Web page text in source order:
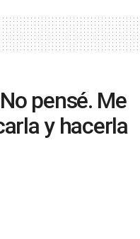
pensé. Me
y hacerla